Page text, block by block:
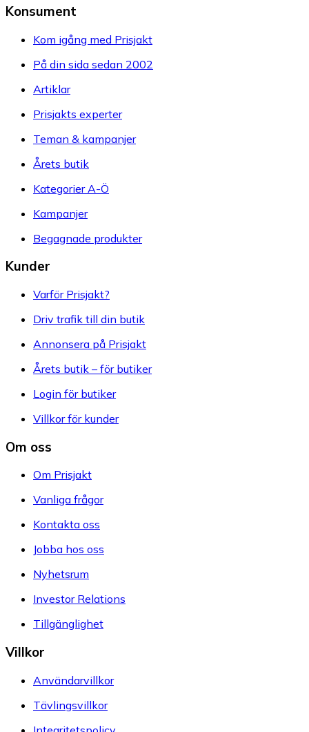
Konsument
Kom igång med Prisjakt
På din sida sedan 2002
Artiklar
Prisjakts experter
Teman & kampanjer
Årets butik
Kategorier A-Ö
Kampanjer
Begagnade produkter
Kunder
Varför Prisjakt?
Driv trafik till din butik
Annonsera på Prisjakt
Årets butik – för butiker
Login för butiker
Villkor för kunder
Om oss
Om Prisjakt
Vanliga frågor
Kontakta oss
Jobba hos oss
Nyhetsrum
Investor Relations
Tillgänglighet
Villkor
Användarvillkor
Tävlingsvillkor